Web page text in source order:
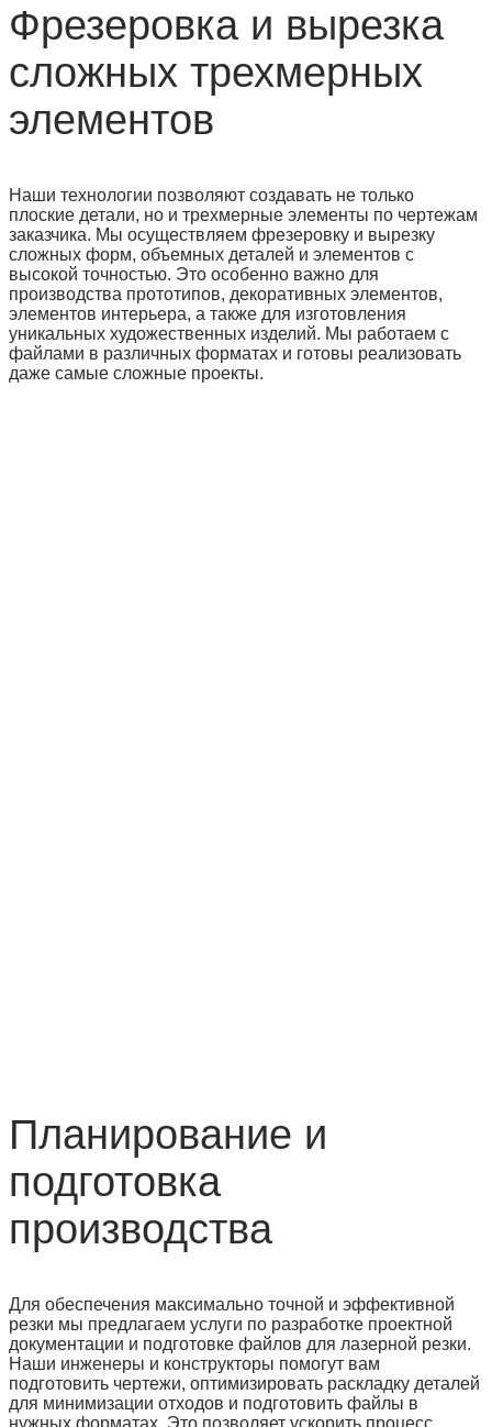
Фрезеровка и вырезка
сложных трехмерных
элементов
Наши технологии позволяют создавать не только
плоские детали, но и трехмерные элементы по чертежам
заказчика. Мы осуществляем фрезеровку и вырезку
сложных форм, объемных деталей и элементов с
высокой точностью. Это особенно важно для
производства прототипов, декоративных элементов,
элементов интерьера, а также для изготовления
уникальных художественных изделий. Мы работаем с
файлами в различных форматах и готовы реализовать
даже самые сложные проекты.
Планирование и
подготовка
производства
Для обеспечения максимально точной и эффективной
резки мы предлагаем услуги по разработке проектной
документации и подготовке файлов для лазерной резки.
Наши инженеры и конструкторы помогут вам
подготовить чертежи, оптимизировать раскладку деталей
для минимизации отходов и подготовить файлы в
нужных форматах. Это позволяет ускорить процесс